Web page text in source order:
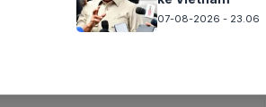
07-08-2026 - 23.06